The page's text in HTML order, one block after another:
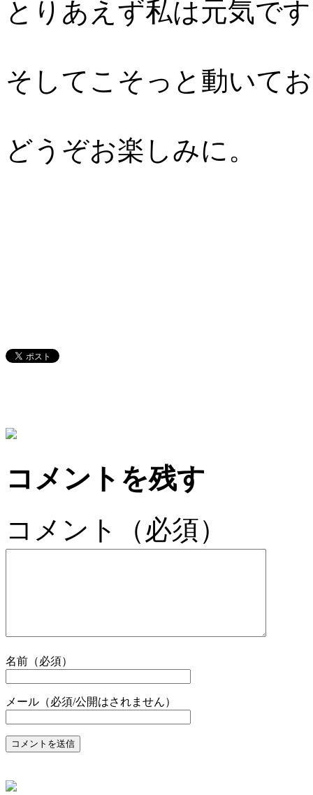
とりあえず私は元気で
そしてこそっと動いて
どうぞお楽しみに。
コメントを残す
コメント（必須）
名前（必須）
メール（必須/公開はされません）